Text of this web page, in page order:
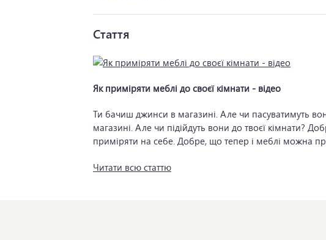
Стаття
Як приміряти меблі до своєї кімнати - відео
Читати всю статтю